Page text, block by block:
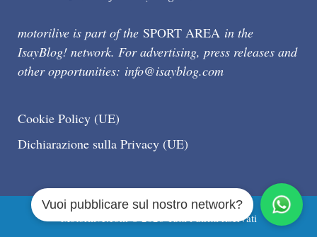
motorilive is part of the SPORT AREA in the
IsayBlog! network. For advertising, press releases and
other opportunities: info@isayblog.com
Cookie Policy (UE)
Dichiarazione sulla Privacy (UE)
Motorilive.com © 2026 Tutti i diritti riservati
Vuoi pubblicare sul nostro network?